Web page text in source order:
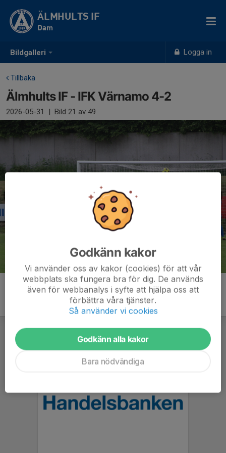
Bildgalleri Logga in
ÄLMHULTS IF
Dam
Tillbaka
Älmhults IF - IFK Värnamo 4-2
2026-05-31 | Bild 21 av 49
Godkänn kakor
Vi använder oss av kakor (cookies) för att vår
webbplats ska fungera bra för dig. De används
även för webbanalys i syfte att hjälpa oss att
förbättra våra tjänster.
Så använder vi cookies
Godkänn alla kakor
Bara nödvändiga